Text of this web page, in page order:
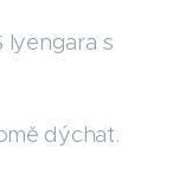
Iyengara s
dýchat.